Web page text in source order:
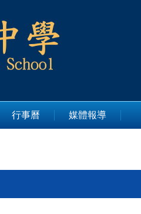
行事曆 媒體報導